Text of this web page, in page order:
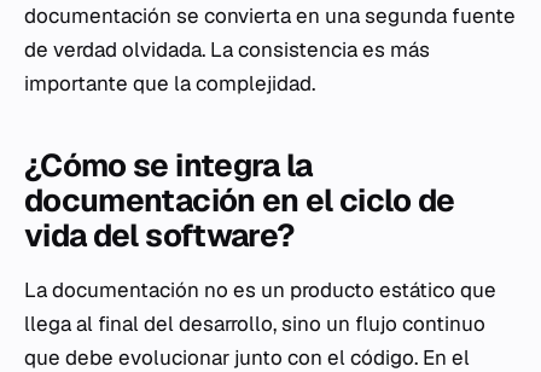
documentación se convierta en una segunda fuente
de verdad olvidada. La consistencia es más
importante que la complejidad.
¿Cómo se integra la
documentación en el ciclo de
vida del software?
La documentación no es un producto estático que
llega al final del desarrollo, sino un flujo continuo
que debe evolucionar junto con el código. En el